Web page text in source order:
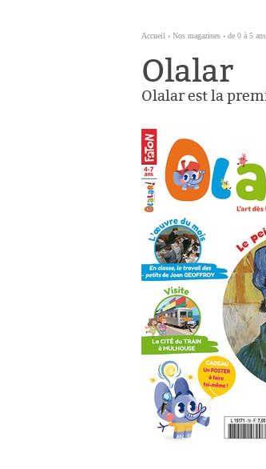
Accueil › Nos magazines › de 0 à 5 ans
Olalar
Olalar est la